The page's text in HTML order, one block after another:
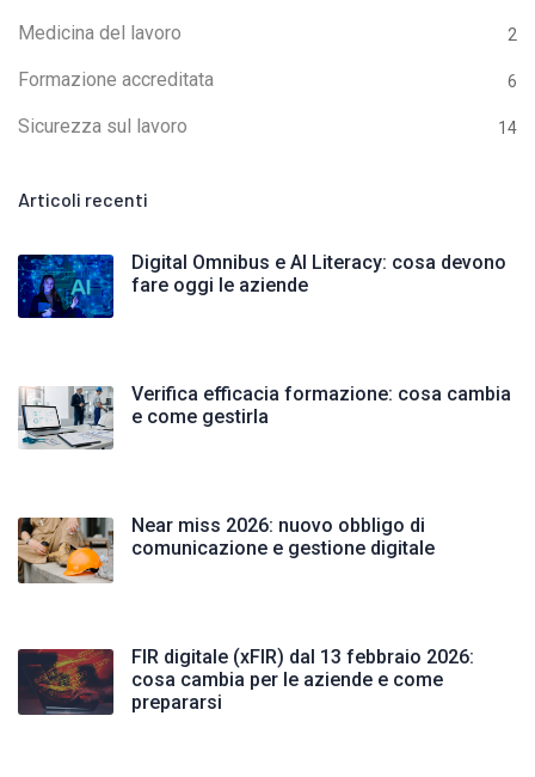
Medicina del lavoro 2
Formazione accreditata 6
Sicurezza sul lavoro 14
Articoli recenti
Digital Omnibus e AI Literacy: cosa devono
fare oggi le aziende
Verifica efficacia formazione: cosa cambia
e come gestirla
Near miss 2026: nuovo obbligo di
comunicazione e gestione digitale
FIR digitale (xFIR) dal 13 febbraio 2026:
cosa cambia per le aziende e come
prepararsi